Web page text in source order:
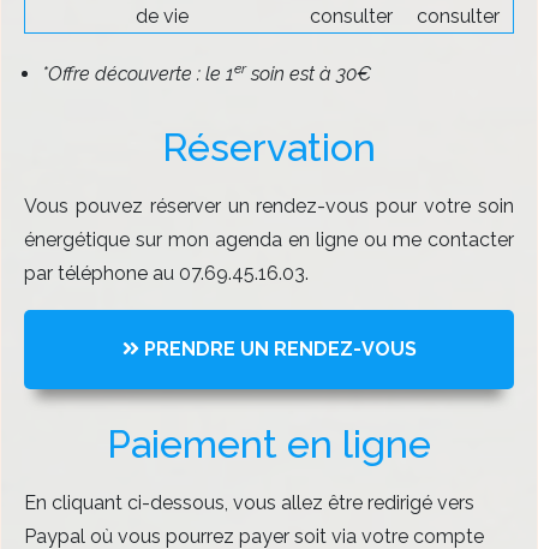
de vie
consulter
consulter
*Offre découverte : le 1ersoin est à 30€
Réservation
Vous pouvez réserver un rendez-vous pour votre soin
énergétique sur mon agenda en ligne ou me contacter
par téléphone au 07.69.45.16.03.
PRENDRE UN RENDEZ-VOUS
Paiement en ligne
En cliquant ci-dessous, vous allez être redirigé vers
Paypal où vous pourrez payer soit via votre compte